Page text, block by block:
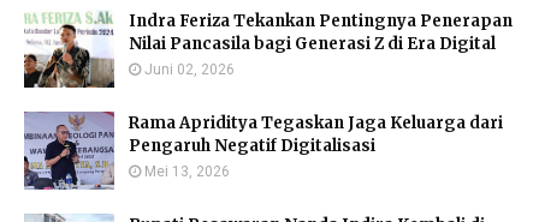
Indra Feriza Tekankan Pentingnya Penerapan
Nilai Pancasila bagi Generasi Z di Era Digital
Juni 02, 2026
Rama Apriditya Tegaskan Jaga Keluarga dari
Pengaruh Negatif Digitalisasi
Mei 13, 2026